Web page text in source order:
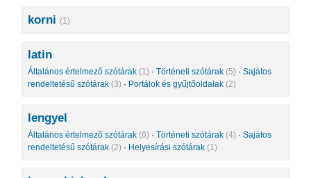
korni (1)
latin
Általános értelmező szótárak (1) · Történeti szótárak (5) · Sajátos
rendeltetésű szótárak (3) · Portálok és gyűjtőoldalak (2)
lengyel
Általános értelmező szótárak (6) · Történeti szótárak (4) · Sajátos
rendeltetésű szótárak (2) · Helyesírási szótárak (1)